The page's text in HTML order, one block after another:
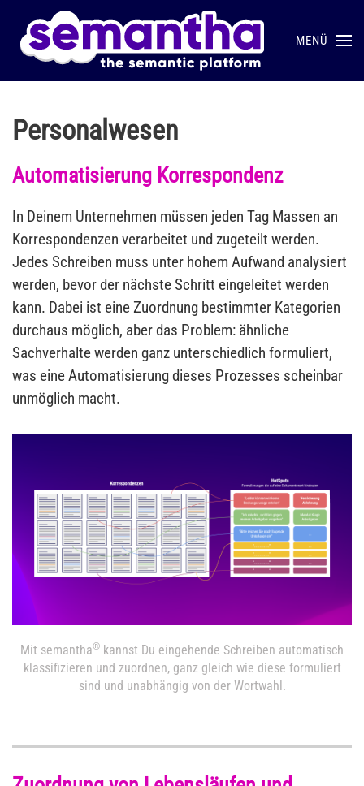
Skip to main content MENÜ
Personalwesen
Automatisierung Korrespondenz
In Deinem Unternehmen müssen jeden Tag Massen an
Korrespondenzen verarbeitet und zugeteilt werden.
Jedes Schreiben muss unter hohem Aufwand analysiert
werden, bevor der nächste Schritt eingeleitet werden
kann. Dabei ist eine Zuordnung bestimmter Kategorien
durchaus möglich, aber das Problem: ähnliche
Sachverhalte werden ganz unterschiedlich formuliert,
was eine Automatisierung dieses Prozesses scheinbar
unmöglich macht.
Mit semantha® kannst Du eingehende Schreiben automatisch
klassifizieren und zuordnen, ganz gleich wie diese formuliert
sind und unabhängig von der Wortwahl.